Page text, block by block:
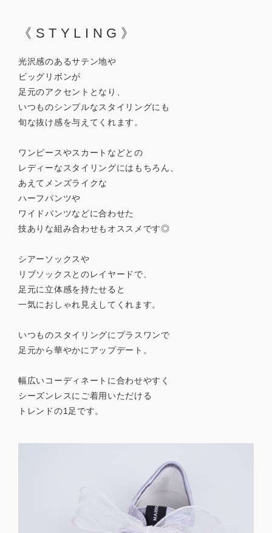
《STYLING》
光沢感のあるサテン地や
ビッグリボンが
足元のアクセントとなり、
いつものシンプルなスタイリングにも
旬な抜け感を与えてくれます。
ワンピースやスカートなどとの
レディーなスタイリングにはもちろん、
あえてメンズライクな
ハーフパンツや
ワイドパンツなどに合わせた
技ありな組み合わせもオススメです◎
シアーソックスや
リブソックスとのレイヤードで、
足元に立体感を持たせると
一気におしゃれ見えしてくれます。
いつものスタイリングにプラスワンで
足元から華やかにアップデート。
幅広いコーディネートに合わせやすく
シーズンレスにご着用いただける
トレンドの1足です。